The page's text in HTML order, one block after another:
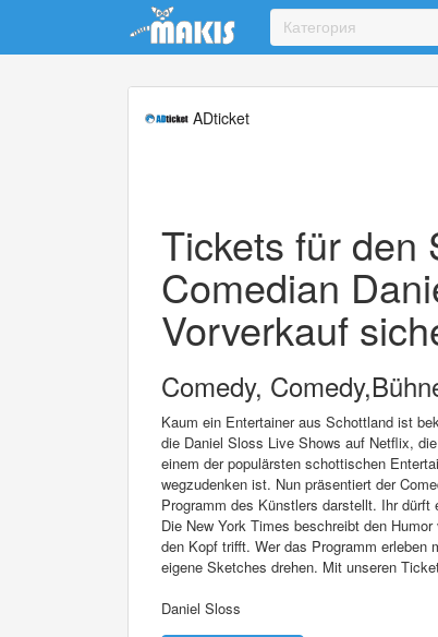
Update cookies preferences
Категория
ADticket
Tickets für den
Comedian
Vorverkauf
Comedy,
Kaum ein Entertainer aus Schottland ist
die Daniel Sloss Live Shows auf Netflix,
einem der populärsten schottischen
wegzudenken ist. Nun präsentiert der
Programm des Künstlers darstellt. Ihr
Die New York Times beschreibt den
den Kopf trifft. Wer das Programm erleben
eigene Sketches drehen. Mit unseren
Daniel Sloss